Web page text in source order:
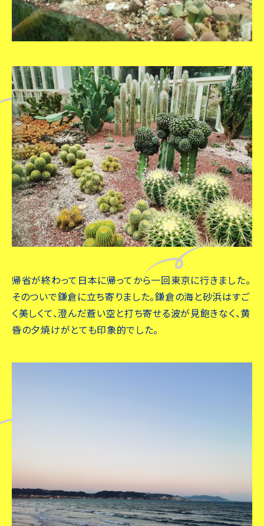
帰省が終わって日本に帰ってから一回東京に行きました。
そのついで鎌倉に立ち寄りました。鎌倉の海と砂浜はすご
く美しくて、澄んだ蒼い空と打ち寄せる波が見飽きなく、黄
昏の夕焼けがとても印象的でした。